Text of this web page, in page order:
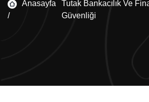
Anasayfa
/
Tutak Bankacılık Ve
Güvenliği